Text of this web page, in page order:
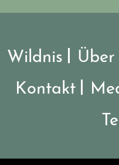
Wildnis Über
Kontakt